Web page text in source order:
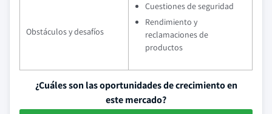
Obstáculos y desafíos
Cuestiones de seguridad
Rendimiento y
reclamaciones de
productos
¿Cuáles son las oportunidades de crecimiento en
este mercado?